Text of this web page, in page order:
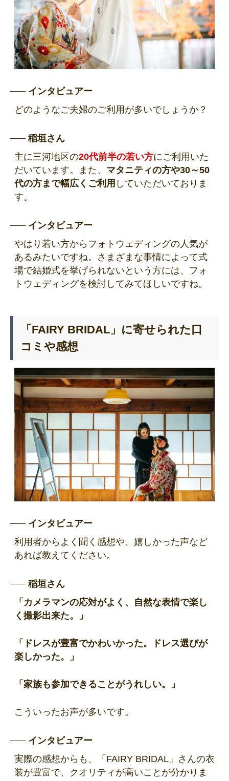
インタビュアー
どのようなご夫婦のご利用が多いでしょうか？
稲垣さん
主に三河地区の20代前半の若い方にご利用いた
だいています。また、 マタニティの方や30～50
代の方まで幅広くご利用 していただいておりま
す。
インタビュアー
やはり若い方からフォトウェディングの人気が
あるみたいですね。さまざまな事情によって式
場で結婚式を挙げられないという方には、フォ
トウェディングを検討してみてほしいですね。
「FAIRY BRIDAL」に寄せられた口
コミや感想
インタビュアー
利用者からよく聞く感想や、嬉しかった声など
あれば教えてください。
稲垣さん
「カメラマンの応対がよく、自然な表情で楽し
く撮影出来た。」
「ドレスが豊富でかわいかった。ドレス選びが
楽しかった。」
「家族も参加できることがうれしい。」
こういったお声が多いです。
インタビュアー
実際の感想からも、「FAIRY BRIDAL」さんの衣
装が豊富で、クオリティが高いことが分かりま